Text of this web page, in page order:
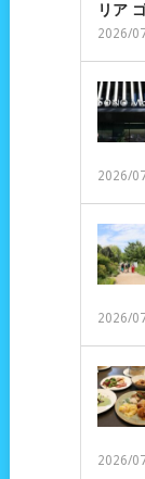
リア
2026/
2026/
2026/
2026/